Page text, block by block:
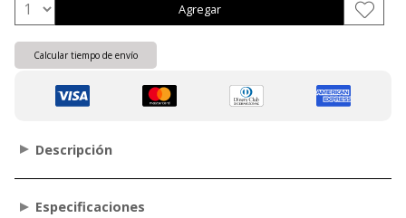
Agregar
Calcular tiempo de envío
Descripción
Especificaciones